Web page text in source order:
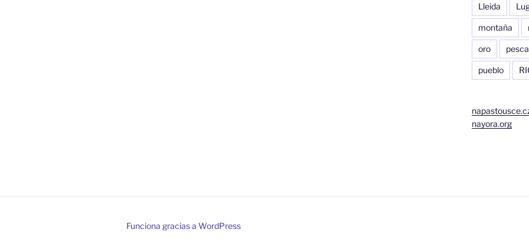
Lleida
montaña
oro pesca
pueblo
nayora.org
Funciona gracias a WordPress